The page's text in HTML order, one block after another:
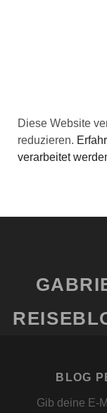
Diese Website
reduzieren.
verarbeitet
BLOG
Gib deine E-